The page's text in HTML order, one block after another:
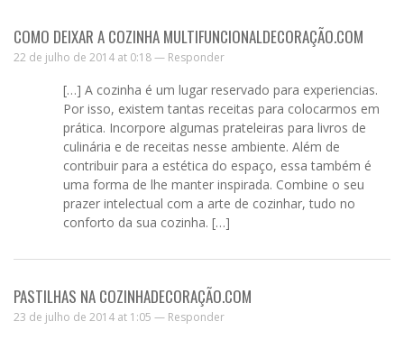
COMO DEIXAR A COZINHA MULTIFUNCIONALDECORAÇÃO.COM
22 de julho de 2014 at 0:18 — Responder
[…] A cozinha é um lugar reservado para experiencias.
Por isso, existem tantas receitas para colocarmos em
prática. Incorpore algumas prateleiras para livros de
culinária e de receitas nesse ambiente. Além de
contribuir para a estética do espaço, essa também é
uma forma de lhe manter inspirada. Combine o seu
prazer intelectual com a arte de cozinhar, tudo no
conforto da sua cozinha. […]
PASTILHAS NA COZINHADECORAÇÃO.COM
23 de julho de 2014 at 1:05 — Responder